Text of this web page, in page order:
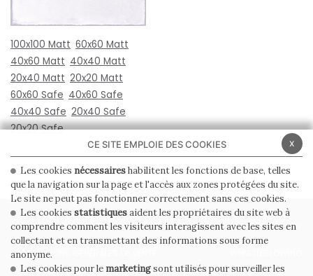
100x100 Matt 60x60 Matt
40x60 Matt 40x40 Matt
20x40 Matt 20x20 Matt
60x60 Safe 40x60 Safe
40x40 Safe 20x40 Safe
20x20 Safe
PRIVACY POLICY COOKIE POLICY
CONDITIONS GÉNÉRALES DE VENTE
x
CE SITE EMPLOIE DES COOKIES
Les cookies nécessaireshabilitent les fonctions de base, telles
que la navigation sur la page et l'accès aux zones protégées du site.
Le site ne peut pas fonctionner correctement sans ces cookies.
Les cookies statistiquesaident les propriétaires du site web à
comprendre comment les visiteurs interagissent avec les sites en
collectant et en transmettant des informations sous forme
anonyme.
Les cookies pour le marketingsont utilisés pour surveiller les